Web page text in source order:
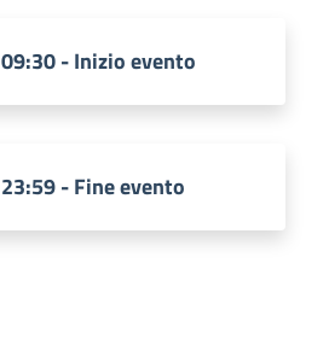
09:30 - Inizio evento
23:59 - Fine evento